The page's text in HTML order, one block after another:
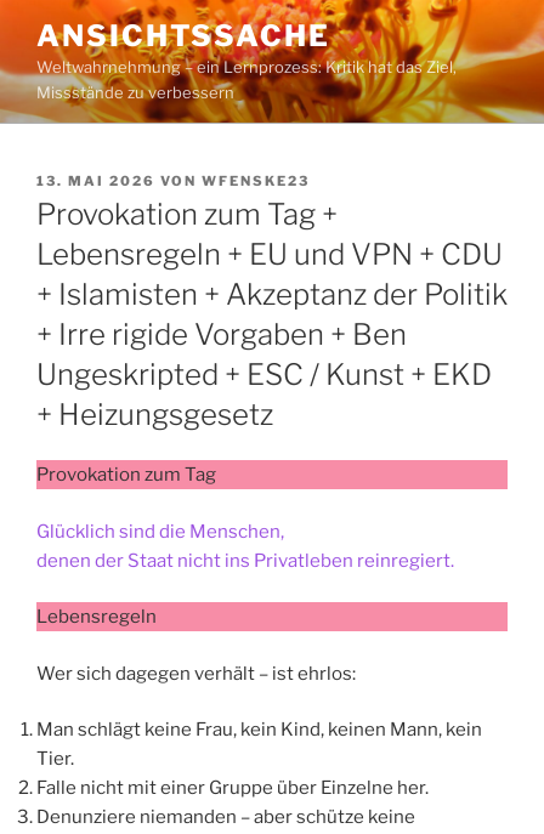
Inhalt
springen
ANSICHTSSACHE
Weltwahrnehmung – ein Lernprozess: Kritik hat das Ziel,
Missstände zu verbessern
VERÖFFENTLICHT
AM
13. MAI 2026 VON WFENSKE23
Provokation zum Tag +
Lebensregeln + EU und VPN + CDU
+ Islamisten + Akzeptanz der Politik
+ Irre rigide Vorgaben + Ben
Ungeskripted + ESC / Kunst + EKD
+ Heizungsgesetz
Provokation zum Tag
Glücklich sind die Menschen,
denen der Staat nicht ins Privatleben reinregiert.
Lebensregeln
Wer sich dagegen verhält – ist ehrlos:
Man schlägt keine Frau, kein Kind, keinen Mann, kein
Tier.
Falle nicht mit einer Gruppe über Einzelne her.
Denunziere niemanden – aber schütze keine